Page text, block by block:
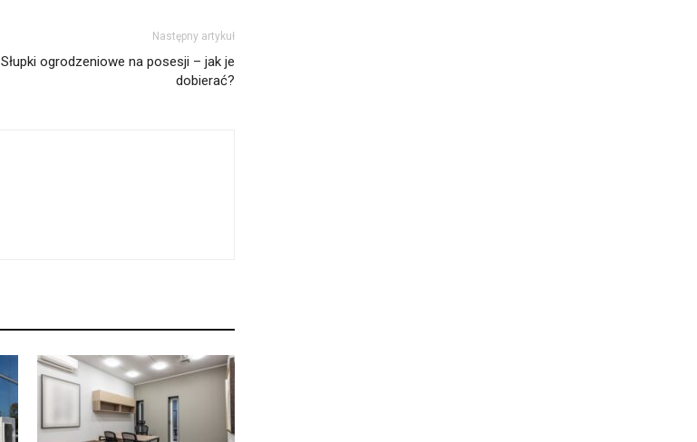
Następny artykuł
Słupki ogrodzeniowe na posesji – jak je
dobierać?